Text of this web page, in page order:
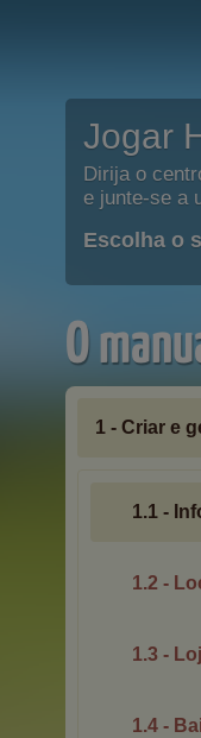
Jogar
Dirija o
e junte-se a
Escolha o
O
1 - Criar e
1.1 -
1.2 -
1.3 -
1.4 -